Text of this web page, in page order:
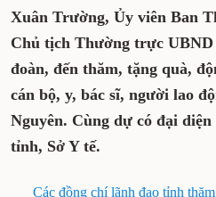
Xuân Trường, Ủy viên Ban
Chủ tịch Thường trực
đoàn, đến thăm, tặng quà,
cán bộ, y, bác sĩ, người lao
Nguyên. Cùng dự có đại
tỉnh, Sở Y tế.
Các đồng chí lãnh đạo tỉnh